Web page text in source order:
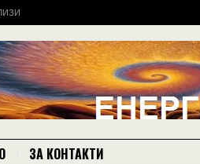
ЗА КОНТАКТИ